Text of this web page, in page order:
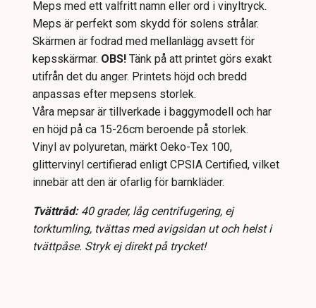
Meps med ett valfritt namn eller ord i vinyltryck.
Meps är perfekt som skydd för solens strålar.
Skärmen är fodrad med mellanlägg avsett för
kepsskärmar. OBS! Tänk på att printet görs exakt
utifrån det du anger. Printets höjd och bredd
anpassas efter mepsens storlek.
Våra mepsar är tillverkade i baggymodell och har
en höjd på ca 15-26cm beroende på storlek.
Vinyl av polyuretan, märkt Oeko-Tex 100,
glittervinyl certifierad enligt CPSIA Certified, vilket
innebär att den är ofarlig för barnkläder.
Tvättråd:40 grader, låg centrifugering, ej
torktumling, tvättas med avigsidan ut och helst i
tvättpåse. Stryk ej direkt på trycket!